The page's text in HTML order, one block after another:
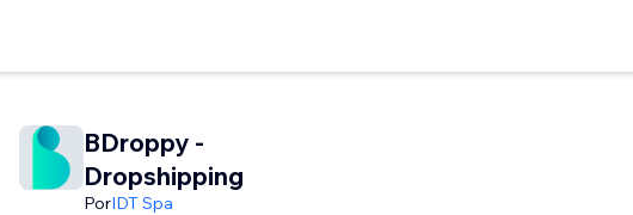
BDroppy -
Dropshipping
PorIDT Spa